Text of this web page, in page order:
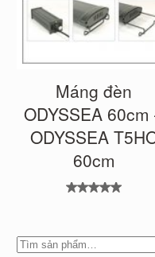
Máng đèn
ODYSSEA 60cm
ODYSSEA
60cm
sao